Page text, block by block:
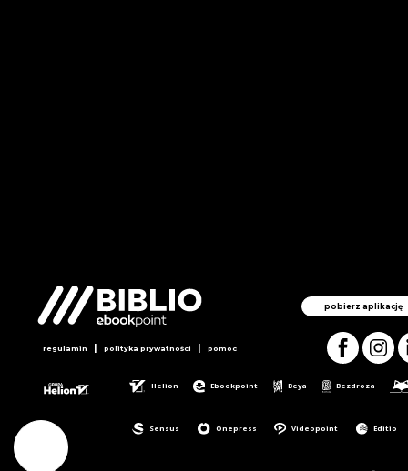
pobierz aplikację
regulamin | polityka prywatności | pomoc
Helion Ebookpoint Beya Bezdroza
Sensus Onepress Videopoint Editio